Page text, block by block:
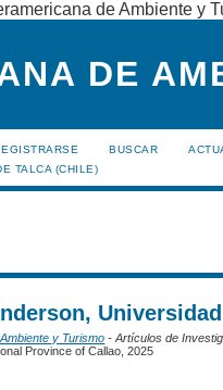
de Ambiente y
DE
BUSCAR
TALCA (CHILE)
y Turismo - Artículos de
Province of Callao, 2025